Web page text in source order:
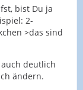
bist Du ja
2-
>das sind
deutlich
ändern.